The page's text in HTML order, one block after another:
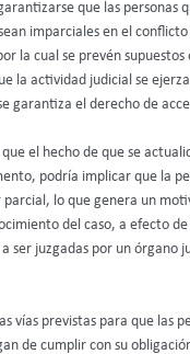
que las personas
imparciales en el
la cual se prevén supuestos
la actividad judicial se
garantiza el derecho de
el hecho de que se
podría implicar que la
parcial, lo que genera un
del caso, a efecto
ser juzgadas por un órgano
vías previstas para que las
de cumplir con su